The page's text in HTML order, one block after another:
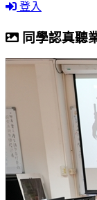
登入
同學認真聽